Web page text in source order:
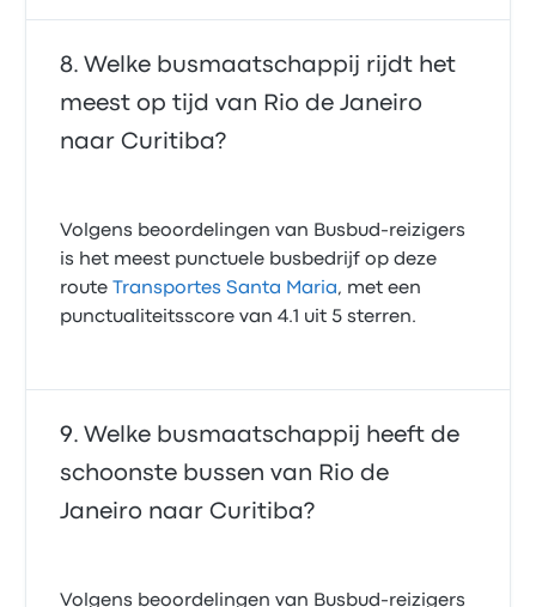
Welke busmaatschappij rijdt het
meest op tijd van Rio de Janeiro
naar Curitiba?
Volgens beoordelingen van Busbud-reizigers
is het meest punctuele busbedrijf op deze
route
Transportes Santa Maria, met een
punctualiteitsscore van 4.1 uit 5 sterren.
Welke busmaatschappij heeft de
schoonste bussen van Rio de
Janeiro naar Curitiba?
Volgens beoordelingen van Busbud-reizigers